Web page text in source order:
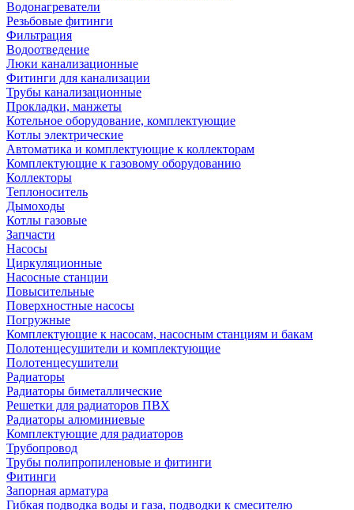
Водонагреватели
Резьбовые фитинги
Фильтрация
Водоотведение
Люки канализационные
Фитинги для канализации
Трубы канализационные
Прокладки, манжеты
Котельное оборудование, комплектующие
Котлы электрические
Автоматика и комплектующие к коллекторам
Комплектующие к газовому оборудованию
Коллекторы
Теплоноситель
Дымоходы
Котлы газовые
Запчасти
Насосы
Циркуляционные
Насосные станции
Повысительные
Поверхностные насосы
Погружные
Комплектующие к насосам, насосным станциям и бакам
Полотенцесушители и комплектующие
Полотенцесушители
Радиаторы
Радиаторы биметаллические
Решетки для радиаторов ПВХ
Радиаторы алюминиевые
Комплектующие для радиаторов
Трубопровод
Трубы полипропиленовые и фитинги
Фитинги
Запорная арматура
Гибкая подводка воды и газа, подводки к смесителю